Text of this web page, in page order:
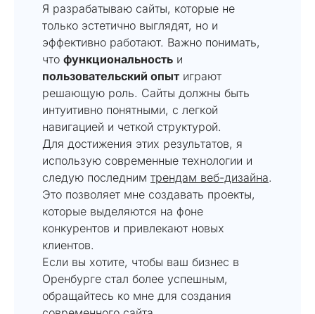
Я разрабатываю сайты, которые не
только эстетично выглядят, но и
эффективно работают. Важно понимать,
что функциональность и
пользовательский опыт играют
решающую роль. Сайты должны быть
интуитивно понятными, с легкой
навигацией и четкой структурой.
Для достижения этих результатов, я
использую современные технологии и
следую последним трендам веб-дизайна.
Это позволяет мне создавать проекты,
которые выделяются на фоне
конкурентов и привлекают новых
клиентов.
Если вы хотите, чтобы ваш бизнес в
Оренбурге стал более успешным,
обращайтесь ко мне для создания